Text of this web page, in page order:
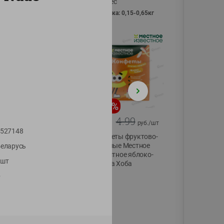
фасовка: 0,15-0,65кг
копченые
%
4.99 руб./шт
Конфеты фруктово-
ягодные Местное
известное яблоко-
тыква Хоба